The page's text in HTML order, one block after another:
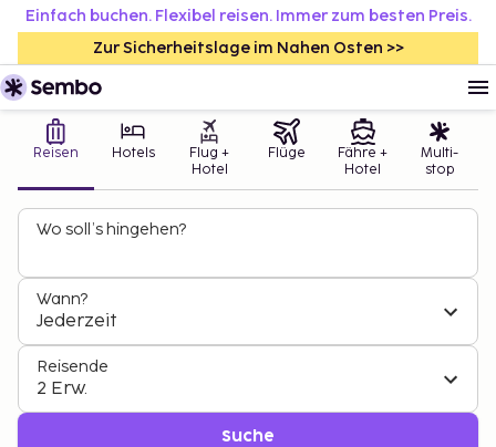
Einfach buchen. Flexibel reisen. Immer zum besten Preis.
Zur Sicherheitslage im Nahen Osten >>
Reisen Hotels
Flug +
Hotel
Flüge
Fähre +
Hotel
Multi-
stop
Wo soll’s hingehen?
Wann?
Jederzeit
Reisende
2 Erw.
Suche